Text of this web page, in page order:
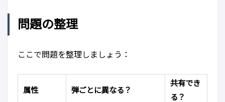
問題の整理
ここで問題を整理しましょう：
属性 弾ごとに異なる？
共有でき
る？